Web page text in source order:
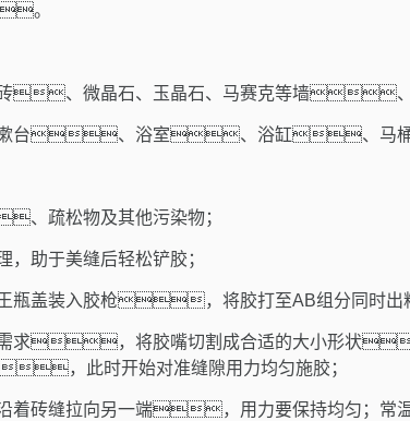
。
、微晶石、玉晶石、马赛克等墙、地
台、浴室、浴缸、马桶
、疏松物及其他污染物；
助于美缝后轻松铲胶；
瓶盖装入胶枪，将胶打至AB组分同时出
求，将胶嘴切割成合适的大小形状
，此时开始对准缝隙用力均匀施胶；
砖缝拉向另一端，用力要保持均匀；常